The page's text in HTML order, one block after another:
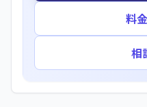
料
相